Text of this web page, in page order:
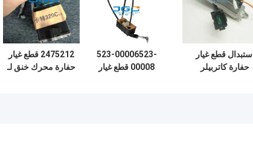
استبدال قطع غيار
حفارة كاتربيلر
523-00006523-
00008 قطع غيار
2475212 قطع غيار
حفارة محرك خنق لـ